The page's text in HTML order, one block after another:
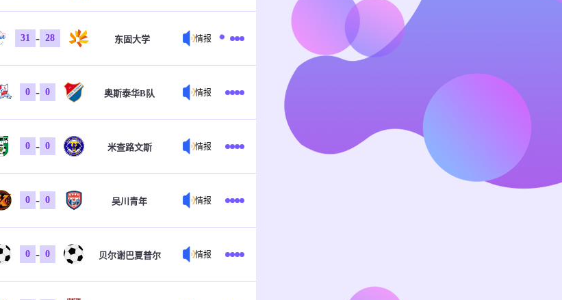
31 - 28 东固大学 情报
0 - 0 奥斯泰华B队 情报
0 - 0 米查路文斯 情报
0 - 0 吴川青年 情报
0 - 0 贝尔谢巴夏普尔 情报